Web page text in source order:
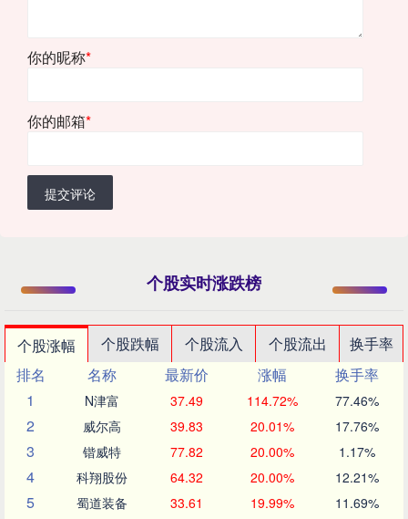
你的昵称*
你的邮箱*
提交评论
个股实时涨跌榜
个股涨幅 个股跌幅 个股流入 个股流出
换手率
排名
名称 最新价 涨幅
换手率
1
N津富 37.49 114.72% 77.46%
2 威尔高 39.83 20.01% 17.76%
3 锴威特 77.82 20.00% 1.17%
4 科翔股份 64.32 20.00% 12.21%
5 蜀道装备 33.61 19.99% 11.69%